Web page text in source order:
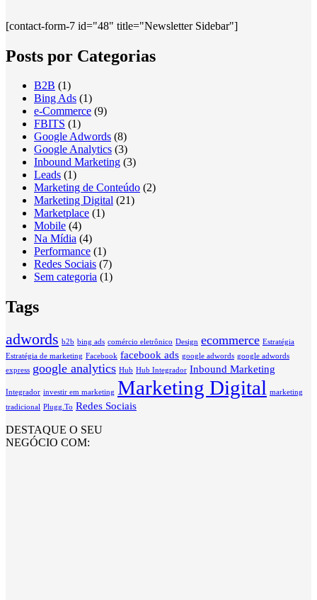
[contact-form-7 id="48" title="Newsletter Sidebar"]
Posts por Categorias
B2B (1)
Bing Ads (1)
e-Commerce (9)
FBITS (1)
Google Adwords (8)
Google Analytics (3)
Inbound Marketing (3)
Leads (1)
Marketing de Conteúdo (2)
Marketing Digital (21)
Marketplace (1)
Mobile (4)
Na Mídia (4)
Performance (1)
Redes Sociais (7)
Sem categoria (1)
Tags
adwords b2b bing ads comércio eletrônico Design ecommerce Estratégia
Estratégia de marketing Facebook facebook ads google adwords google adwords
express google analytics Hub Hub Integrador Inbound Marketing
Integrador investir em marketing Marketing Digital marketing
tradicional Plugg.To Redes Sociais
DESTAQUE O SEU
NEGÓCIO COM: